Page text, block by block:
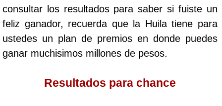
Caribeña Día
Caribeña Noche
consultar los resultados para saber si fuiste un
feliz ganador, recuerda que la Huila tiene para
ustedes un plan de premios en donde puedes
ganar muchisimos millones de pesos.
Resultados para chance